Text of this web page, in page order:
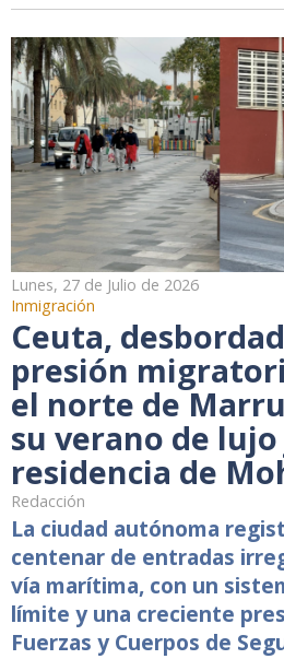
Lunes, 27 de Julio de 2026
Inmigración
Ceuta,
presión
el norte de
su verano de
residencia de
Redacción
La ciudad autónoma
centenar de entradas
vía marítima, con un
límite y una creciente
Fuerzas y Cuerpos de